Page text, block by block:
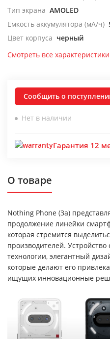
Тип экрана AMOLED
Емкость аккумулятора (мА/ч)
Цвет корпуса черный
Смотреть все характеристики
Сообщить о
Нет в наличии
Гарантия 12
О товаре
Nothing Phone (3a)
продолжение линейки
которая стремится
производителей.
технологии, элегантный
которые делают его
ищущих инновационные